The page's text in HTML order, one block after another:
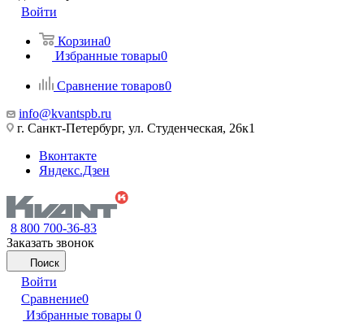
Войти
Корзина0
Избранные товары0
Сравнение товаров0
info@kvantspb.ru
г. Санкт-Петербург, ул. Студенческая, 26к1
Вконтакте
Яндекс.Дзен
8 800 700-36-83
Заказать звонок
Поиск
Войти
Сравнение0
Избранные товары 0